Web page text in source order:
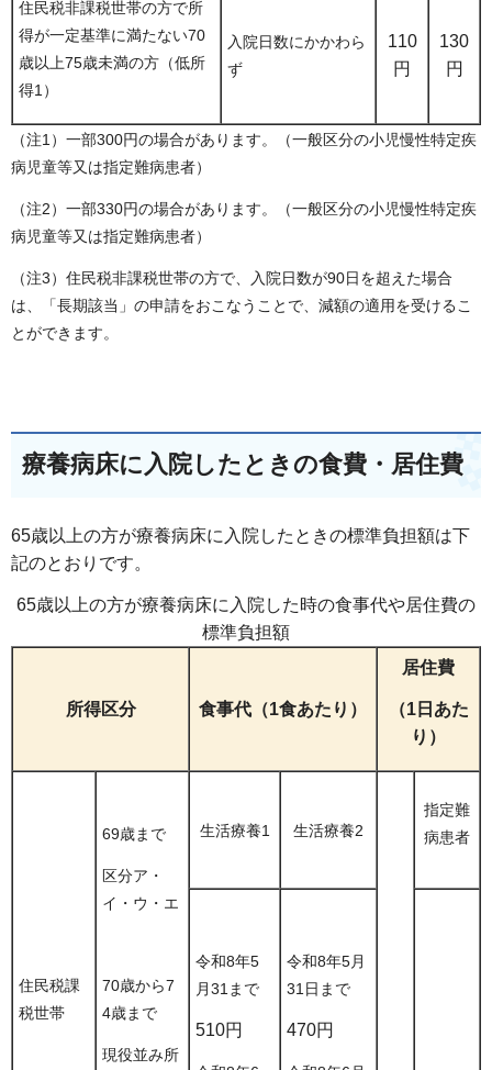
住民税非課税世帯の方で所
得が一定基準に満たない70
歳以上75歳未満の方（低所
得1）
入院日数にかかわら
ず
110
円
130
円
（注1）一部300円の場合があります。（一般区分の小児慢性特定疾
病児童等又は指定難病患者）
（注2）一部330円の場合があります。（一般区分の小児慢性特定疾
病児童等又は指定難病患者）
（注3）住民税非課税世帯の方で、入院日数が90日を超えた場合
は、「長期該当」の申請をおこなうことで、減額の適用を受けるこ
とができます。
療養病床に入院したときの食費・居住費
65歳以上の方が療養病床に入院したときの標準負担額は下
記のとおりです。
65歳以上の方が療養病床に入院した時の食事代や居住費の
標準負担額
所得区分 食事代（1食あたり）
居住費
（1日あた
り）
住民税課
税世帯
69歳まで
区分ア・
イ・ウ・エ
70歳から7
4歳まで
現役並み所
生活療養1 生活療養2
指定難
病患者
令和8年5
月31まで
510円
令和8年5月
31日まで
470円